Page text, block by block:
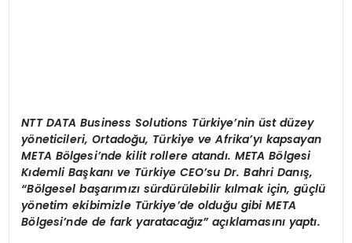
NTT DATA Business Solutions Türkiye’nin üst düzey
yöneticileri, Ortadoğu, Türkiye ve Afrika’yı kapsayan
META Bölgesi’nde kilit rollere atandı. META Bölgesi
Kıdemli Başkanı ve Türkiye CEO’su Dr. Bahri Danış,
“Bölgesel başarımızı sürdürülebilir kılmak için, güçlü
yönetim ekibimizle Türkiye’de olduğu gibi META
Bölgesi’nde de fark yaratacağız” açıklamasını yaptı.